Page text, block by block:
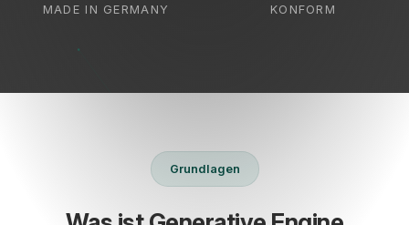
MADE IN GERMANY KONFORM
Grundlagen